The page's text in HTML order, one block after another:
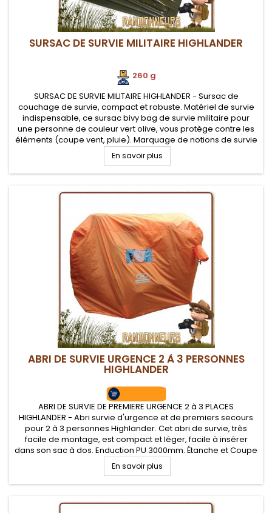
SURSAC DE SURVIE MILITAIRE HIGHLANDER
260 g
SURSAC DE SURVIE MILITAIRE HIGHLANDER - Sursac de
couchage de survie, compact et robuste. Matériel de survie
indispensable, ce sursac bivy bag de survie militaire pour
une personne de couleur vert olive, vous protège contre les
éléments (coupe vent, pluie). Marquage de notions de survie
sur le sac tel un guide de survie grandeur nature (inscriptions
en...
En savoir plus
ABRI DE SURVIE URGENCE 2 À 3 PERSONNES
HIGHLANDER
ABRI DE SURVIE DE PREMIERE URGENCE 2 à 3 PLACES
HIGHLANDER - Abri survie d'urgence et de premiers secours
pour 2 à 3 personnes Highlander. Cet abri de survie, très
facile de montage, est compact et léger, facile à insérer
dans son sac à dos. Enduction PU 3000mm. Étanche et Coupe
vent AB-TEX. Fenêtre de visibilité et cheminé d'aération.
En savoir plus